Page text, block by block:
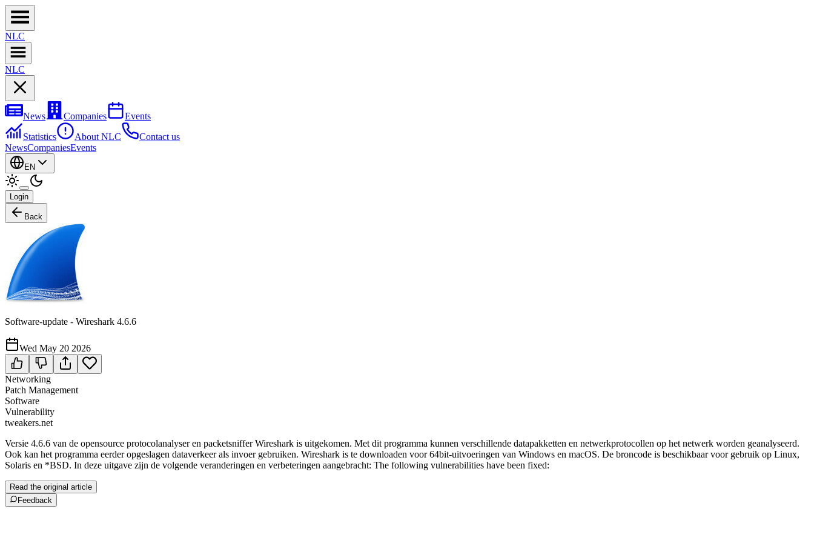
NLC
NLC
News Companies
Events
Statistics
About NLC
Contact us
NewsCompaniesEvents
EN
Login
Back
Software-update - Wireshark 4.6.6
Wed May 20 2026
Networking
Patch Management
Software
Vulnerability
tweakers.net
Versie 4.6.6 van de opensource protocolanalyser en packetsniffer Wireshark is uitgekomen. Met dit programma kunnen verschillende datapakketten en netwerkprotocollen op het netwerk worden geanalyseerd.
Ook kan het programma eerder opgeslagen dataverkeer als invoer gebruiken. Wireshark is te downloaden voor 64bit-uitvoeringen van Windows en macOS. De broncode is beschikbaar voor gebruik op Linux,
Solaris en *BSD. In deze uitgave zijn de volgende veranderingen en verbeteringen aangebracht: The following vulnerabilities have been fixed:
Read the original article
Feedback